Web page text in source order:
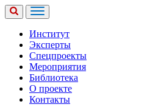
Институт
Эксперты
Спецпроекты
Мероприятия
Библиотека
О проекте
Контакты